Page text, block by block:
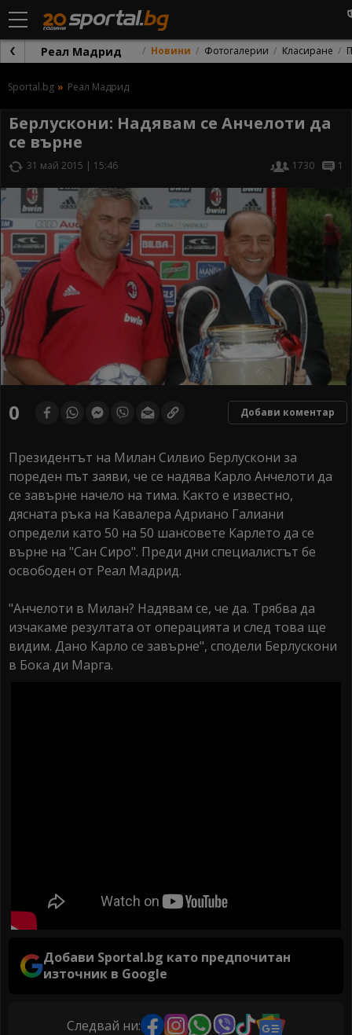
Реал Мадрид Новини Фотогалерии Класиране
Sportal.bg Реал Мадрид
Берлускони: Надявам се Анчелоти да
се върне
31 май 2015 | 15:46 1730 1
0 Добави коментар
Президентът на Милан Силвио Берлускони за
пореден път заяви, че се надява Карло Анчелоти да
се завърне начело на тима. Както е известно,
дясната ръка на Кавалера Адриано Галиани
определи като 50 на 50 шансовете Карлето да се
върне на "Сан Сиро". Преди дни специалистът бе
освободен от Реал Мадрид.
"Анчелоти в Милан? Надявам се, че да. Трябва да
изчакаме резултата от операцията и след това ще
видим. Дано Карло се завърне", сподели Берлускони
в Бока ди Марга.
Добави Sportal.bg като предпочитан
източник в Google
Следвай ни: